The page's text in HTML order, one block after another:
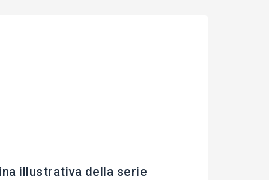
illustrativa della serie